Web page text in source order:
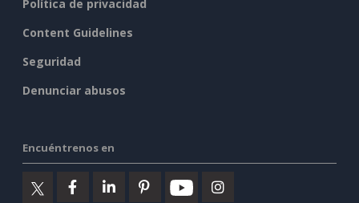
Política de privacidad
Content Guidelines
Seguridad
Denunciar abusos
Encuéntrenos en